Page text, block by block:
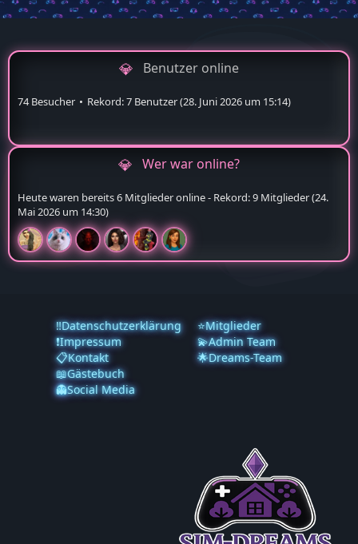
Benutzer online
74 Besucher Rekord: 7 Benutzer (28. Juni 2026 um 15:14)
Wer war online?
Heute waren bereits 6 Mitglieder online - Rekord: 9 Mitglieder (24.
Mai 2026 um 14:30)
‼️Datenschutzerklärung
❗️Impressum
📋Kontakt
📖Gästebuch
👻Social Media
⭐Mitglieder
💫Admin Team
🌟Dreams-Team